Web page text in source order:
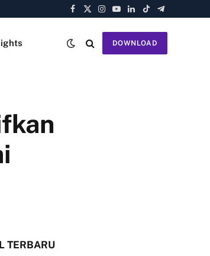
Facebook
X
Instagram
YouTube
LinkedIn
TikTokTelegram
DOWNLOAD
TERBARU